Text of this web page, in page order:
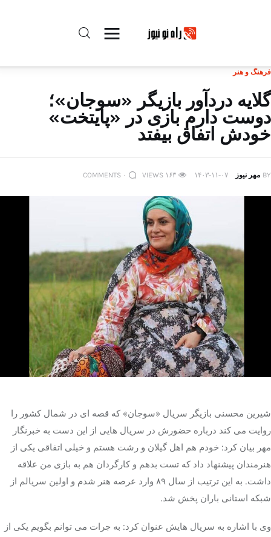
راه نو نیوز
درباره راه‌ نو نیوز
ارتباط با راه‌ نو نیوز
حفظ حریم شخصی
قوانین بازنشر
تبلیغات راه نو نیوز
آوین دیلی
تک کده
پایگاه خبری آبان
خرید موتور ایمپلنت
فرهنگ و هنر
گلایه دردآور بازیگر «سوجان»؛
دوست دارم بازی در «پایتخت»
خودش اتفاق بیفتد
BY مهر نیوز ۱۴۰۳-۱۱-۰۷ ۱۶۳ VIEWS ۰ COMMENTS
شیرین محسنی بازیگر سریال «سوجان» که قصه ای در شمال کشور را
روایت می کند درباره حضورش در سریال هایی از این دست به خبرنگار
مهر بیان کرد: خودم هم اهل گیلان و رشت هستم و خیلی اتفاقی یکی از
هنرمندان پیشنهاد داد که تست بدهم و کارگردان هم به بازی من علاقه
داشت. به این ترتیب از سال ۸۹ وارد عرصه هنر شدم و اولین سریالم از
شبکه استانی باران پخش شد.
وی با اشاره به سریال هایش عنوان کرد: به جرات می توانم بگویم یکی از